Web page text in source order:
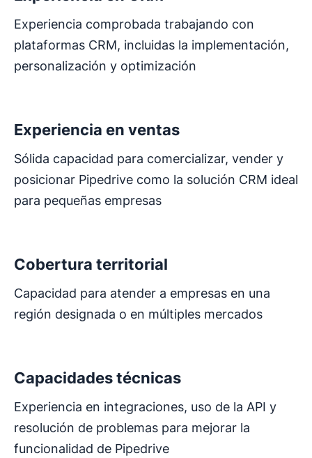
Experiencia comprobada trabajando con
plataformas CRM, incluidas la implementación,
personalización y optimización
Experiencia en ventas
Sólida capacidad para comercializar, vender y
posicionar Pipedrive como la solución CRM ideal
para pequeñas empresas
Cobertura territorial
Capacidad para atender a empresas en una
región designada o en múltiples mercados
Capacidades técnicas
Experiencia en integraciones, uso de la API y
resolución de problemas para mejorar la
funcionalidad de Pipedrive